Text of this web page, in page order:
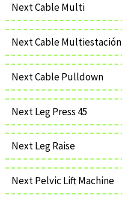
Next Cable Multi
Next Cable Multiestación
Next Cable Pulldown
Next Leg Press 45
Next Leg Raise
Next Pelvic Lift Machine